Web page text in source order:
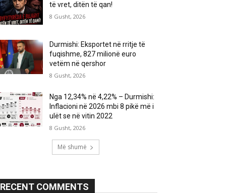
të vret, ditën të qan!
8 Gusht, 2026
Durmishi: Eksportet në rritje të
fuqishme, 827 milionë euro
vetëm në qershor
8 Gusht, 2026
Nga 12,34% në 4,22% – Durmishi:
Inflacioni në 2026 mbi 8 pikë më i
ulët se në vitin 2022
8 Gusht, 2026
Më shumë
RECENT COMMENTS